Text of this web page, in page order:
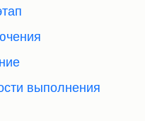
выполнения